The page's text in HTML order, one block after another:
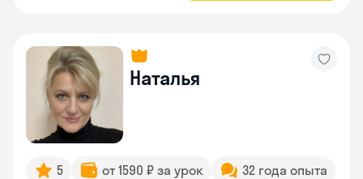
Наталья
5 от 1590 ₽ за урок
32 года опыта